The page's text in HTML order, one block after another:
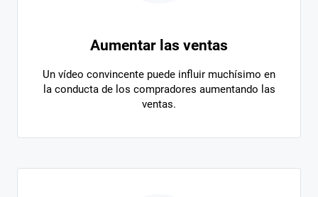
Aumentar las ventas
Un vídeo convincente puede influir muchísimo en
la conducta de los compradores aumentando las
ventas.